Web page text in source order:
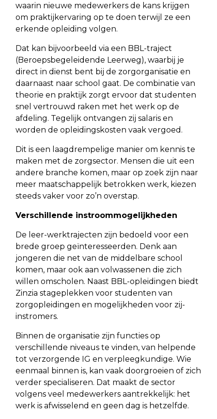
waarin nieuwe medewerkers de kans krijgen
om praktijkervaring op te doen terwijl ze een
erkende opleiding volgen.
Dat kan bijvoorbeeld via een BBL-traject
(Beroepsbegeleidende Leerweg), waarbij je
direct in dienst bent bij de zorgorganisatie en
daarnaast naar school gaat. De combinatie van
theorie en praktijk zorgt ervoor dat studenten
snel vertrouwd raken met het werk op de
afdeling. Tegelijk ontvangen zij salaris en
worden de opleidingskosten vaak vergoed.
Dit is een laagdrempelige manier om kennis te
maken met de zorgsector. Mensen die uit een
andere branche komen, maar op zoek zijn naar
meer maatschappelijk betrokken werk, kiezen
steeds vaker voor zo’n overstap.
Verschillende instroommogelijkheden
De leer-werktrajecten zijn bedoeld voor een
brede groep geïnteresseerden. Denk aan
jongeren die net van de middelbare school
komen, maar ook aan volwassenen die zich
willen omscholen. Naast BBL-opleidingen biedt
Zinzia stageplekken voor studenten van
zorgopleidingen en mogelijkheden voor zij-
instromers.
Binnen de organisatie zijn functies op
verschillende niveaus te vinden, van helpende
tot verzorgende IG en verpleegkundige. Wie
eenmaal binnen is, kan vaak doorgroeien of zich
verder specialiseren. Dat maakt de sector
volgens veel medewerkers aantrekkelijk: het
werk is afwisselend en geen dag is hetzelfde.